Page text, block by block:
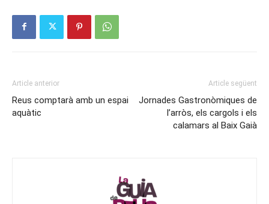
Article anterior
Reus comptarà amb un espai
aquàtic
Article següent
Jornades Gastronòmiques de
l’arròs, els cargols i els
calamars al Baix Gaià